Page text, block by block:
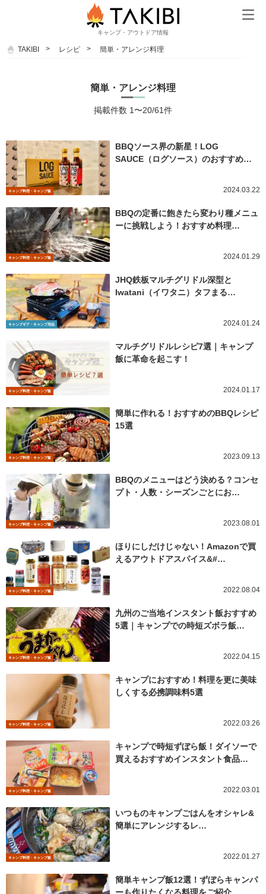
キャンプ・アウトドア情報
TAKIBI レシピ 簡単・アレンジ料理
簡単・アレンジ料理
掲載件数 1〜20/61件
キャンプ料理・キャンプ飯
BBQソース界の新星！LOG
SAUCE（ログソース）のおすすめ…
2024.03.22
キャンプ料理・キャンプ飯
BBQの定番に飽きたら変わり種メニュ
ーに挑戦しよう！おすすめ料理…
2024.01.29
キャンプギア・キャンプ用品
JHQ鉄板マルチグリドル深型と
Iwatani（イワタニ）タフまる…
2024.01.24
キャンプ料理・キャンプ飯
マルチグリドルレシピ7選｜キャンプ
飯に革命を起こす！
2024.01.17
キャンプ料理・キャンプ飯
簡単に作れる！おすすめのBBQレシピ
15選
2023.09.13
キャンプ料理・キャンプ飯
BBQのメニューはどう決める？コンセ
プト・人数・シーズンごとにお…
2023.08.01
キャンプ料理・キャンプ飯
ほりにしだけじゃない！Amazonで買
えるアウトドアスパイス&#…
2022.08.04
キャンプ料理・キャンプ飯
九州のご当地インスタント飯おすすめ
5選｜キャンプでの時短ズボラ飯…
2022.04.15
キャンプ料理・キャンプ飯
キャンプにおすすめ！料理を更に美味
しくする必携調味料5選
2022.03.26
キャンプ料理・キャンプ飯
キャンプで時短ずぼら飯！ダイソーで
買えるおすすめインスタント食品…
2022.03.01
キャンプ料理・キャンプ飯
いつものキャンプごはんをオシャレ&
簡単にアレンジするレ…
2022.01.27
簡単キャンプ飯12選！ずぼらキャンパ
ーも作りたくなる料理をご紹介